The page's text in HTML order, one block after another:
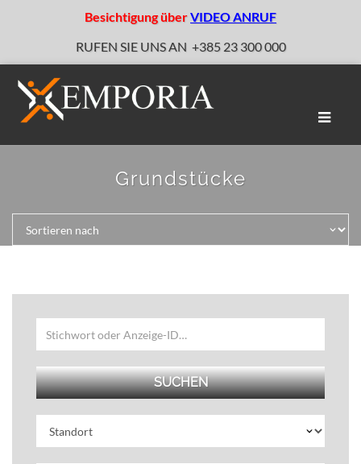
Besichtigung überVIDEO ANRUF
RUFEN SIE UNS AN +385 23 300 000
Grundstücke